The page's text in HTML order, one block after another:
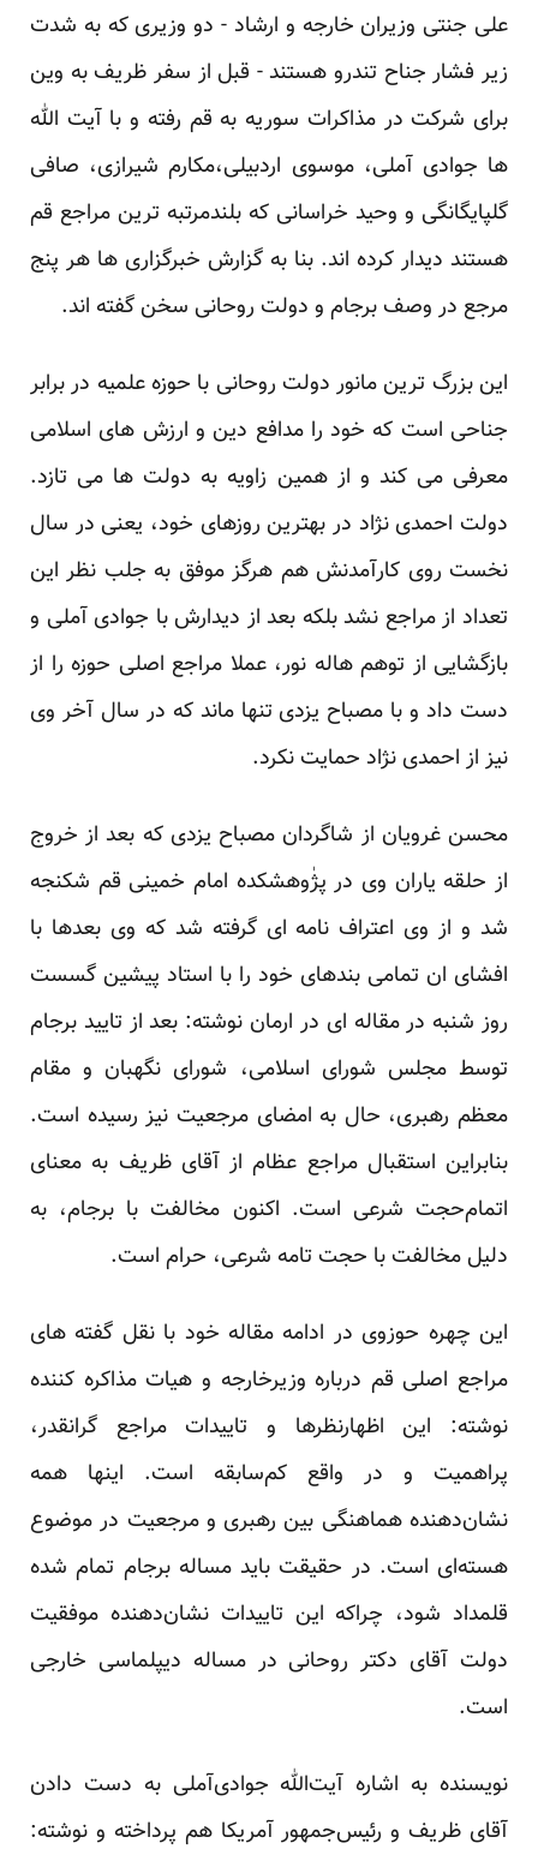
علی جنتی وزیران خارجه و ارشاد - دو وزیری که به شدت
زیر فشار جناح تندرو هستند - قبل از سفر ظریف به وین
برای شرکت در مذاکرات سوریه به قم رفته و با آیت الله
ها جوادی آملی، موسوی اردبیلی،مکارم شیرازی، صافی
گلپایگانگی و وحید خراسانی که بلندمرتبه ترین مراجع قم
هستند دیدار کرده اند. بنا به گزارش خبرگزاری ها هر پنج
مرجع در وصف برجام و دولت روحانی سخن گفته اند.
این بزرگ ترین مانور دولت روحانی با حوزه علمیه در برابر
جناحی است که خود را مدافع دین و ارزش های اسلامی
معرفی می کند و از همین زاویه به دولت ها می تازد.
دولت احمدی نژاد در بهترین روزهای خود، یعنی در سال
نخست روی کارآمدنش هم هرگز موفق به جلب نظر این
تعداد از مراجع نشد بلکه بعد از دیدارش با جوادی آملی و
بازگشایی از توهم هاله نور، عملا مراجع اصلی حوزه را از
دست داد و با مصباح یزدی تنها ماند که در سال آخر وی
نیز از احمدی نژاد حمایت نکرد.
محسن غرویان از شاگردان مصباح یزدی که بعد از خروج
از حلقه یاران وی در پژٰوهشکده امام خمینی قم شکنجه
شد و از وی اعتراف نامه ای گرفته شد که وی بعدها با
افشای ان تمامی بندهای خود را با استاد پیشین گسست
روز شنبه در مقاله ای در ارمان نوشته: بعد از تایید برجام
توسط مجلس شورای اسلامی، شورای نگهبان و مقام
معظم رهبری، حال به امضای مرجعیت نیز رسیده است.
بنابراین استقبال مراجع عظام از آقای ظریف به معنای
اتمام‌حجت شرعی است. اکنون مخالفت با برجام، به
دلیل مخالفت با حجت تامه شرعی، حرام است.
این چهره حوزوی در ادامه مقاله خود با نقل گفته های
مراجع اصلی قم درباره وزیرخارجه و هیات مذاکره کننده
نوشته: این اظهارنظرها و تاییدات مراجع گرانقدر،
پراهمیت و در واقع کم‌سابقه است. اینها همه
نشان‌دهنده هماهنگی بین رهبری و مرجعیت در موضوع
هسته‌ای است. در حقیقت باید مساله برجام تمام شده
قلمداد شود، چراکه این تاییدات نشان‌دهنده موفقیت
دولت آقای دکتر روحانی در مساله دیپلماسی خارجی
است.
نویسنده به اشاره آیت‌الله جوادی‌آملی به دست دادن
آقای ظریف و رئیس‌جمهور آمریکا هم پرداخته و نوشته: